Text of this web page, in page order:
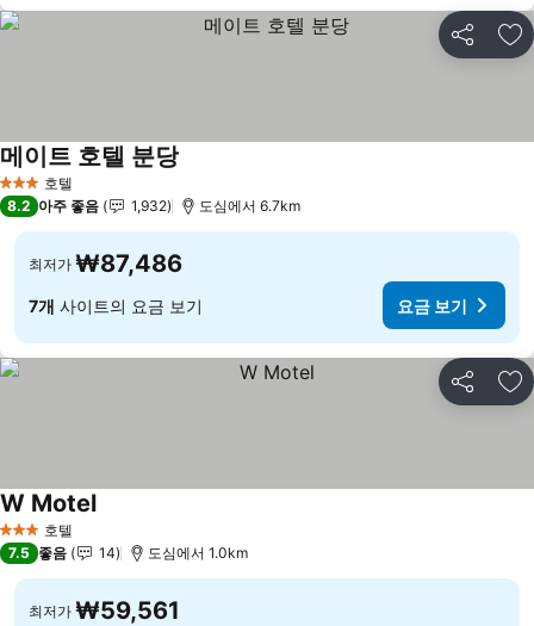
공유 즐
3 성급 호텔
메이트 호텔 분당
8.2 아주 좋음 1,932 도심에서 6.7km
최저가 ₩87,486
7개 사이트의 요금 보기 요금 보기
공유 즐
3 성급 호텔
W Motel요금 보기
7.5 좋음 14 도심에서 1.0km
최저가 ₩59,561